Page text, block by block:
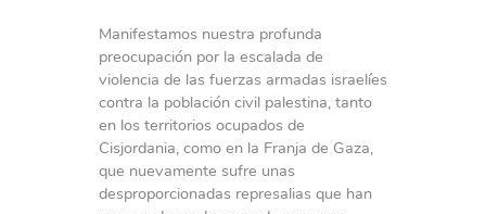
Manifestamos nuestra profunda
preocupación por la escalada de
violencia de las fuerzas armadas israelíes
contra la población civil palestina, tanto
en los territorios ocupados de
Cisjordania, como en la Franja de Gaza,
que nuevamente sufre unas
desproporcionadas represalias que han